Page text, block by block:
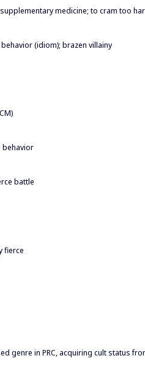
medicine; to cram too
(idiom); brazen villainy
behavior
battle
fierce
genre in PRC, acquiring cult status